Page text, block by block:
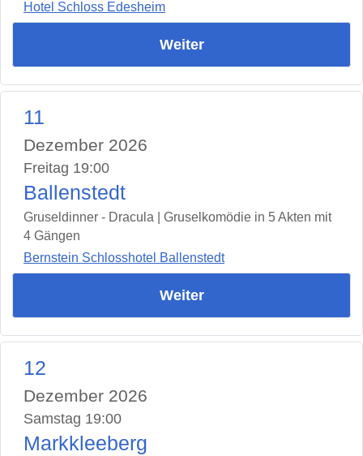
Hotel Schloss Edesheim
Weiter
11
Dezember 2026
Freitag 19:00
Ballenstedt
Gruseldinner - Dracula | Gruselkomödie in 5 Akten mit
4 Gängen
Bernstein Schlosshotel Ballenstedt
Weiter
12
Dezember 2026
Samstag 19:00
Markkleeberg